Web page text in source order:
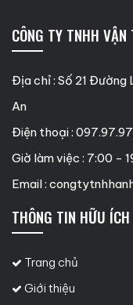
CÔNG TY TNHH
Địa chỉ : Số 21 Đường
An
Điện thoại :
Giờ làm việc : 7:00 -
Email :
THÔNG TIN HỮU ÍCH
Trang chủ
Giới thiệu